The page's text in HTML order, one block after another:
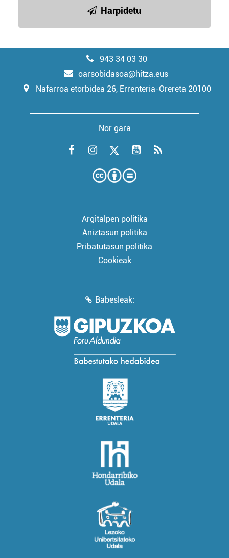
Harpidetu
943 34 03 30
oarsobidasoa@hitza.eus
Nafarroa etorbidea 26, Errenteria-Orereta 20100
Nor gara
Argitalpen politika
Aniztasun politika
Pribatutasun politika
Cookieak
Babesleak: